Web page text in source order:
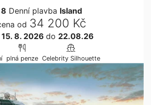
8 Denní plavba Island
od 34 200 Kč
15. 8. 2026 do 22.08.26
plná penze Celebrity Silhouette